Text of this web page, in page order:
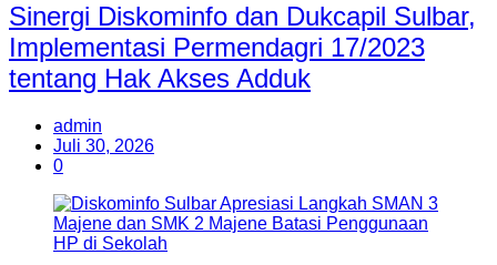
Sinergi Diskominfo dan Dukcapil Sulbar,
Implementasi Permendagri 17/2023
tentang Hak Akses Adduk
admin
Juli 30, 2026
0